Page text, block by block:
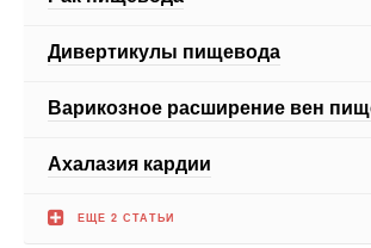
Новости СМИ2